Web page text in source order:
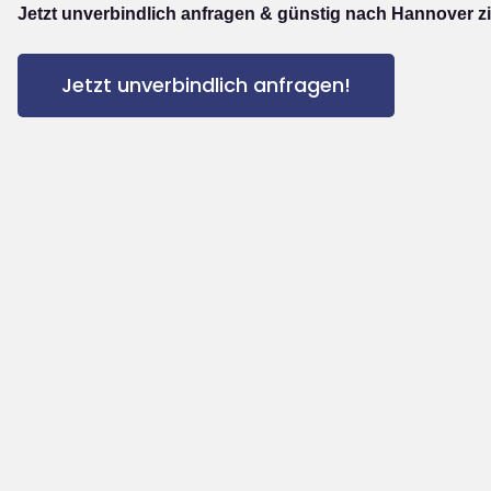
Jetzt unverbindlich anfragen & günstig nach Hannover
Jetzt unverbindlich anfragen!